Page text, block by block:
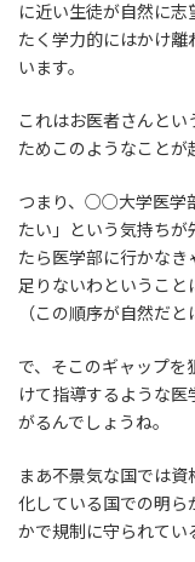
に近い生徒が自然に志
たく学力的にはかけ
います。
これはお医者さんと
ためこのようなことが
つまり、○○大学医学
たい」という気持ちが
たら医学部に行かなき
足りないわということ
（この順序が自然だと
で、そこのギャップを
けて指導するような
がるんでしょうね。
まあ不景気な国では
化している国での明ら
かで規制に守られてい